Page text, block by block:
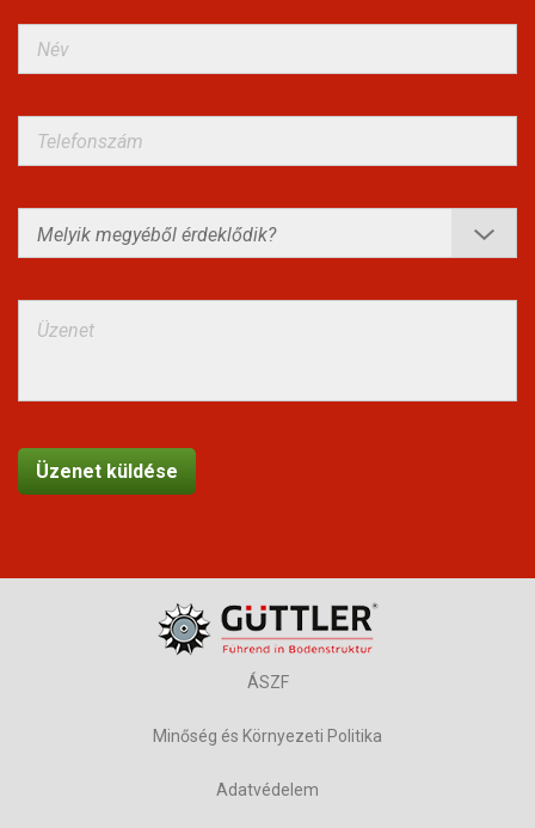
ÁSZF
Minőség és Környezeti Politika
Adatvédelem